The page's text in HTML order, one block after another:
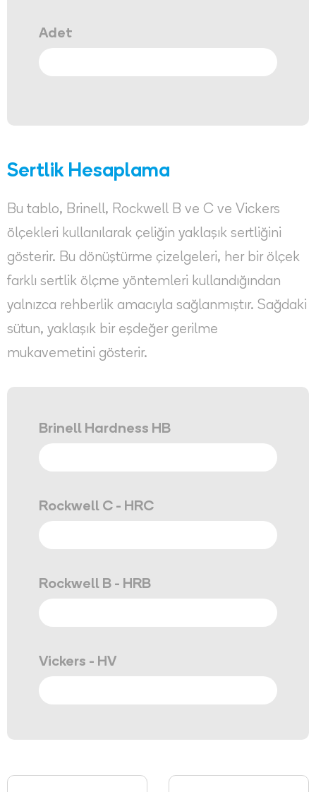
Adet
Sertlik Hesaplama
Bu tablo, Brinell, Rockwell B ve C ve Vickers
ölçekleri kullanılarak çeliğin yaklaşık sertliğini
gösterir. Bu dönüştürme çizelgeleri, her bir ölçek
farklı sertlik ölçme yöntemleri kullandığından
yalnızca rehberlik amacıyla sağlanmıştır. Sağdaki
sütun, yaklaşık bir eşdeğer gerilme
mukavemetini gösterir.
Brinell Hardness HB
Rockwell C - HRC
Rockwell B - HRB
Vickers - HV